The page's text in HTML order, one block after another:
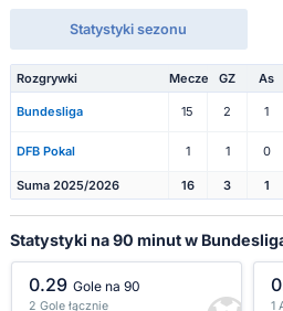
Statystyki sezonu
Rozgrywki Mecze GZ As
Bundesliga 15 2 1
DFB Pokal 1 1 0
Suma 2025/2026 16 3 1
Statystyki na 90 minut w
0.29 Gole na 90
2 Gole łącznie
1